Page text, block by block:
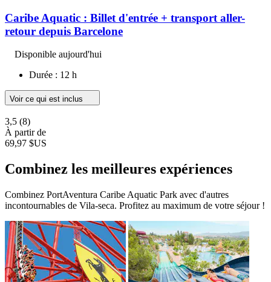
Caribe Aquatic : Billet d'entrée + transport aller-
retour depuis Barcelone
Disponible aujourd'hui
Durée : 12 h
Voir ce qui est inclus
3,5 (8)
À partir de
69,97 $US
Combinez les meilleures expériences
Combinez PortAventura Caribe Aquatic Park avec d'autres
incontournables de Vila-seca. Profitez au maximum de votre séjour !